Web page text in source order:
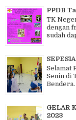
PPDB
TK
dengan
sudah
Selamat
Senin di
Bendera.
GELAR
2023